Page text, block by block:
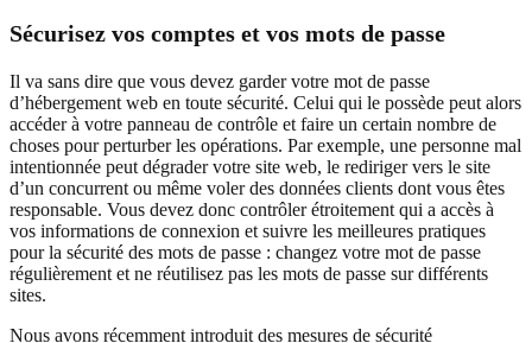
Sécurisez vos comptes et vos mots de passe
Il va sans dire que vous devez garder votre mot de passe
d’hébergement web en toute sécurité. Celui qui le possède peut alors
accéder à votre panneau de contrôle et faire un certain nombre de
choses pour perturber les opérations. Par exemple, une personne mal
intentionnée peut dégrader votre site web, le rediriger vers le site
d’un concurrent ou même voler des données clients dont vous êtes
responsable. Vous devez donc contrôler étroitement qui a accès à
vos informations de connexion et suivre les meilleures pratiques
pour la sécurité des mots de passe : changez votre mot de passe
régulièrement et ne réutilisez pas les mots de passe sur différents
sites.
Nous avons récemment introduit des mesures de sécurité